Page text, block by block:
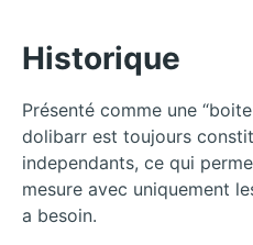
Historique
Présenté comme une
dolibarr est toujours
independants, ce qui
mesure avec uniquement
a besoin.